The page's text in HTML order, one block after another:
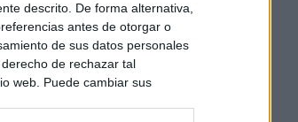
descrito. De forma alternativa,
antes de otorgar o
de sus datos personales
de rechazar tal
web. Puede cambiar sus